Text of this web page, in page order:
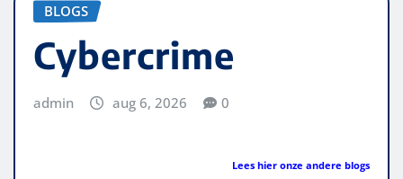
BLOGS
Cybercrime
admin aug 6, 2026 0
Lees hier onze andere blogs